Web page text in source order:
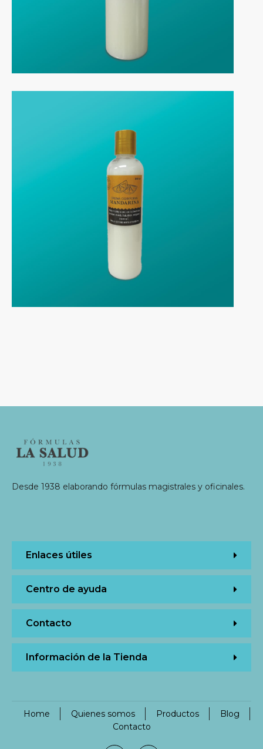
Desde 1938 elaborando fórmulas magistrales y oficinales.
Enlaces útiles
Centro de ayuda
Contacto
Información de la Tienda
Home Quienes somos Productos
Blog
Contacto